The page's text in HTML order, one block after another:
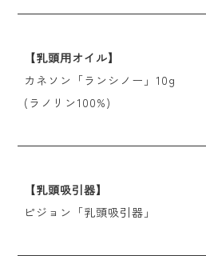
【乳頭用オイル】
カネソン「ランシノー」10g
(ラノリン100%)
【乳頭吸引器】
ピジョン「乳頭吸引器」